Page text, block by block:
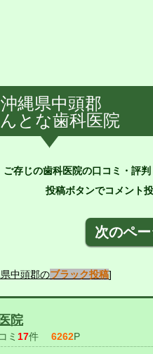
沖縄県中頭郡
とな歯科医院
ご存じの歯科医院の口コミ・評
投稿ボタンでコメント
次のペ
中頭郡のブラック投稿]
院
ミ 17件 6262P